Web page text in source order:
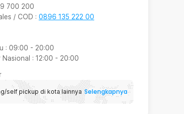
700 200
/ COD : 0896 135 222 00
: 09:00 - 20:00
Nasional : 12:00 - 20:00
self pickup di kota lainnya Selengkapnya